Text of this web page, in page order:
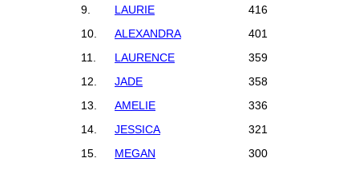
9.
LAURIE
416
10.
ALEXANDRA
401
11.
LAURENCE
359
12.
JADE
358
13.
AMELIE
336
14.
JESSICA
321
15.
MEGAN
300